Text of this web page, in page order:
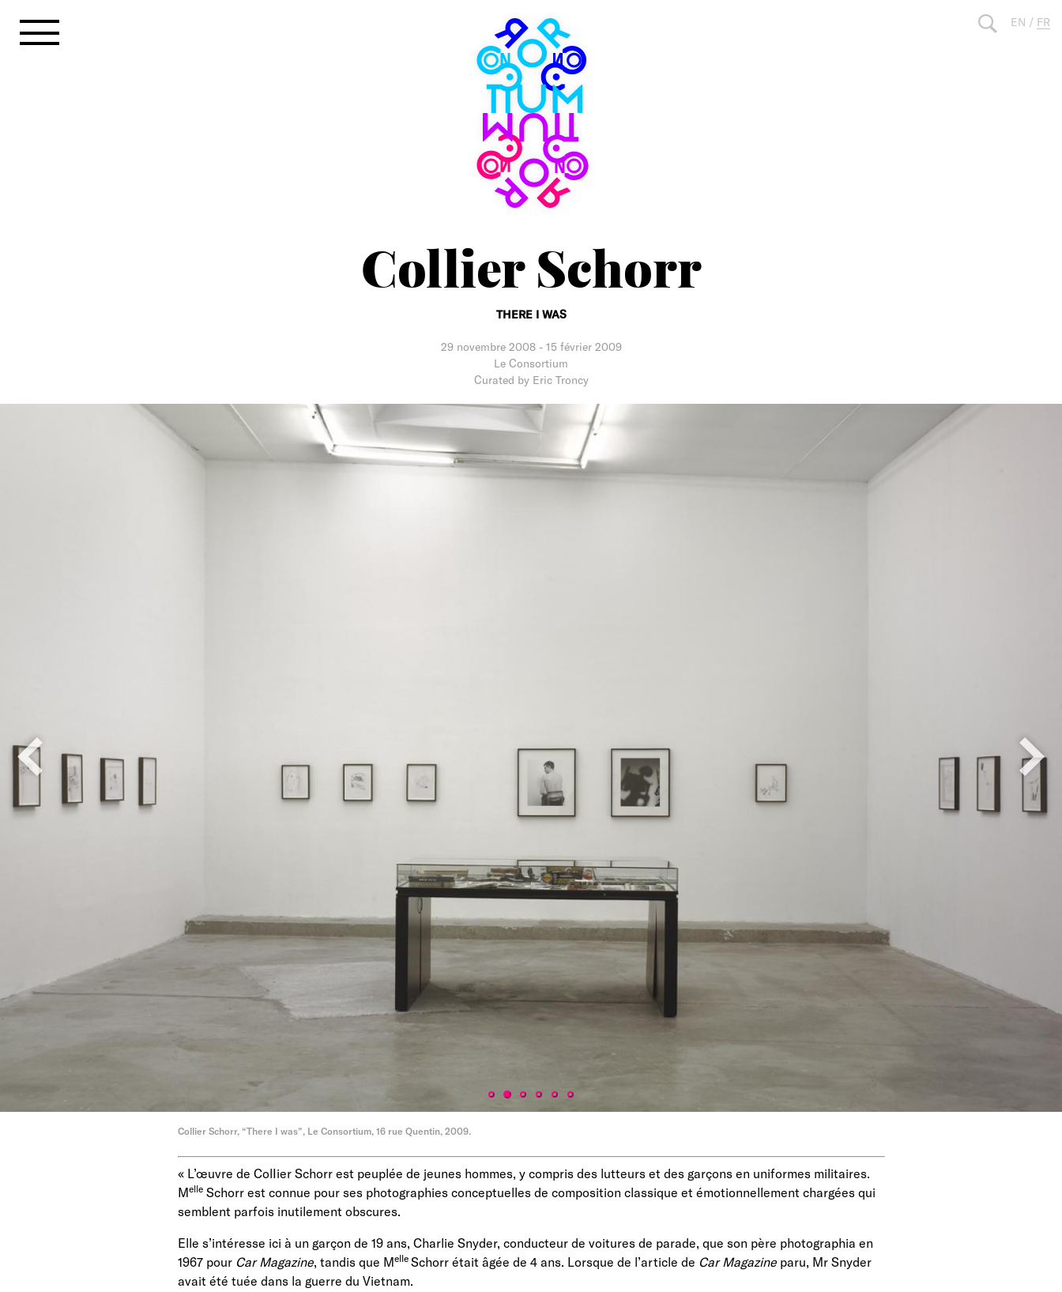
contenu
EN / FR
Collier Schorr
THERE I WAS
29 novembre 2008- 15 février 2009
Le Consortium
Curated by Eric Troncy
Collier Schorr, “There I was”, Le Consortium, 16 rue Quentin, 2009.
« L’œuvre de ColIier Schorr est peuplée de jeunes hommes, y compris des lutteurs et des garçons en uniformes militaires.
MelleSchorr est connue pour ses photographies conceptuelles de composition classique et émotionnellement chargées qui
semblent parfois inutilement obscures.
Elle s’intéresse ici à un garçon de 19 ans, Charlie Snyder, conducteur de voitures de parade, que son père photographia en
1967 pour Car Magazine, tandis que Melle Schorr était âgée de 4 ans. Lorsque de l’article de Car Magazineparu, Mr Snyder
avait été tuée dans la guerre du Vietnam.